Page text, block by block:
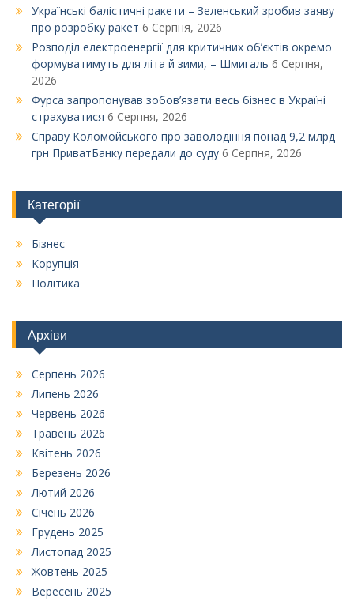
Українські балістичні ракети – Зеленський зробив заяву
про розробку ракет 6 Серпня, 2026
Розподіл електроенергії для критичних обʼєктів окремо
формуватимуть для літа й зими, – Шмигаль 6 Серпня,
2026
Фурса запропонував зобов’язати весь бізнес в Україні
страхуватися 6 Серпня, 2026
Справу Коломойського про заволодіння понад 9,2 млрд
грн ПриватБанку передали до суду 6 Серпня, 2026
Категорії
Бізнес
Корупція
Політика
Архіви
Серпень 2026
Липень 2026
Червень 2026
Травень 2026
Квітень 2026
Березень 2026
Лютий 2026
Січень 2026
Грудень 2025
Листопад 2025
Жовтень 2025
Вересень 2025